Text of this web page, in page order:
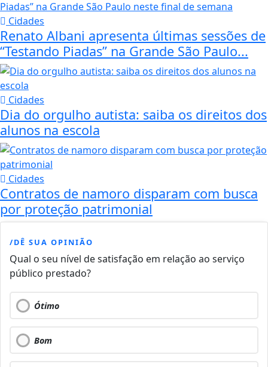
Cidades
Renato Albani apresenta últimas sessões de
“Testando Piadas” na Grande São Paulo...
Cidades
Dia do orgulho autista: saiba os direitos dos
alunos na escola
Cidades
Contratos de namoro disparam com busca
por proteção patrimonial
/DÊ SUA OPINIÃO
Qual o seu nível de satisfação em relação ao serviço
público prestado?
Ótimo
Bom